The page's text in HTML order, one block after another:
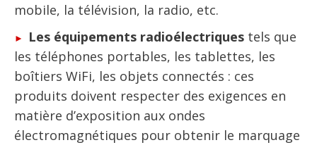
mobile, la télévision, la radio, etc.
Les équipements radioélectriquestels que
les téléphones portables, les tablettes, les
boîtiers WiFi, les objets connectés : ces
produits doivent respecter des exigences en
matière d’exposition aux ondes
électromagnétiques pour obtenir le marquage